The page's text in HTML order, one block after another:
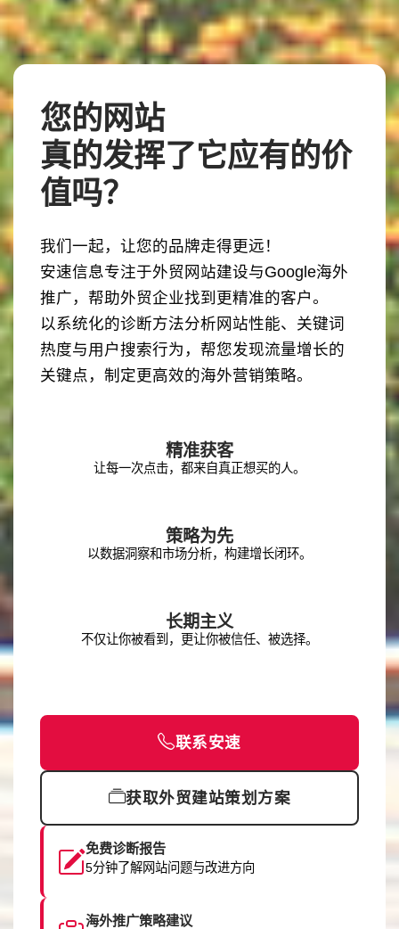
您的网站
真的发挥了它应有的价
值吗？
我们一起，让您的品牌走得更远！
安速信息专注于外贸网站建设与Google海外
推广，帮助外贸企业找到更精准的客户。
以系统化的诊断方法分析网站性能、关键词
热度与用户搜索行为，帮您发现流量增长的
关键点，制定更高效的海外营销策略。
精准获客
让每一次点击，都来自真正想买的人。
策略为先
以数据洞察和市场分析，构建增长闭环。
长期主义
不仅让你被看到，更让你被信任、被选择。
联系安速
获取外贸建站策划方案
免费诊断报告
5分钟了解网站问题与改进方向
海外推广策略建议